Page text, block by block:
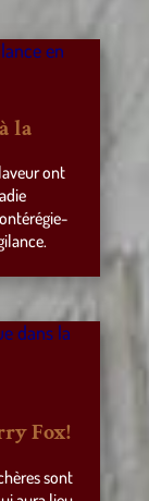
la
ont
Fox!
sont